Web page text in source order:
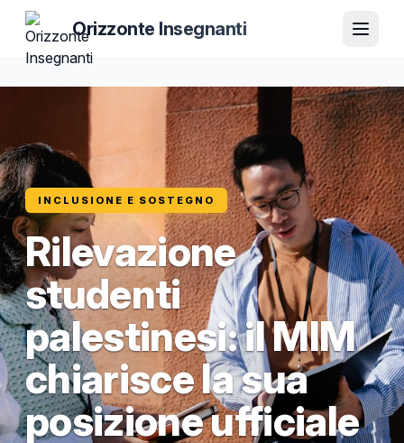
Orizzonte Insegnanti
INCLUSIONE E SOSTEGNO
Rilevazione
studenti
palestinesi: il MIM
chiarisce la sua
posizione ufficiale